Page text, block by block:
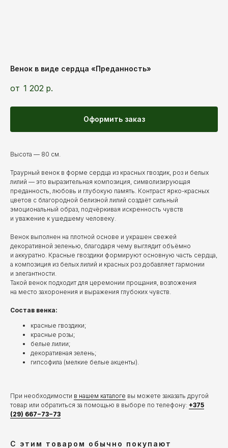
Венок в виде сердца «Преданность»
1 202 р.
Оформить заказ
Высота — 80 см.
Траурный венок в форме сердца из красных гвоздик, роз и белых
лилий — это выразительная композиция, символизирующая
преданность, любовь и глубокую память. Контраст ярко-красных
цветов с благородной белизной лилий создаёт сильный
эмоциональный образ, подчёркивая искренность чувств
и уважение к ушедшему человеку.
Венок выполнен на плотной основе и украшен свежей
декоративной зеленью, благодаря чему выглядит объёмно
и аккуратно. Красные гвоздики формируют основную часть сердца,
а композиция из белых лилий и красных роз добавляет гармонии
и элегантности.
Такой венок подходит для церемонии прощания, возложения
на место захоронения и выражения глубоких чувств.
Состав венка:
красные гвоздики;
красные розы;
белые лилии;
декоративная зелень;
гипсофила (мелкие белые акценты).
При необходимости в нашем каталоге вы можете заказать другой
товар или обратиться за помощью в выборе по телефону: +375
(29) 667−73−73
С этим товаром обычно покупают